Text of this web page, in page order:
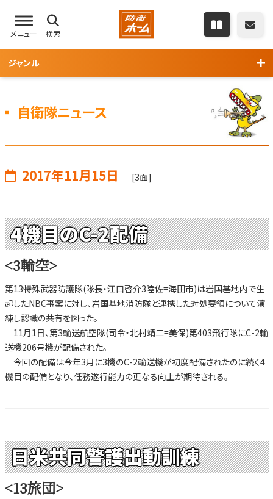
メニュー 検索
ジャンル
自衛隊ニュース
2017年11月15日 [3面]
4機目のC-2配備
<3輸空>
第13特殊武器防護隊(隊長・江口啓介3陸佐=海田市)は岩国基地内で生
起したNBC事案に対し、岩国基地消防隊と連携した対処要領について演
練し認識の共有を図った。
11月1日、第3輸送航空隊(司令・北村靖二=美保)第403飛行隊にC-2輸
送機206号機が配備された。
今回の配備は今年3月に3機のC-2輸送機が初度配備されたのに続く4
機目の配備となり、任務遂行能力の更なる向上が期待される。
日米共同警護出動訓練
<13旅団>